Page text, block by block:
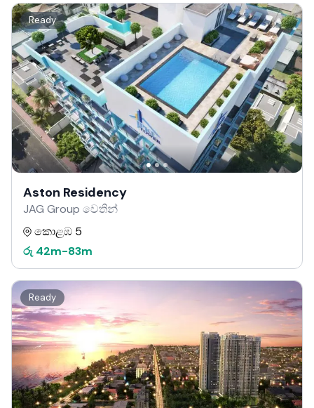
Ready
Aston Residency
JAG Group වෙතින්
කොළඹ 5
රු 42m-83m
Ready